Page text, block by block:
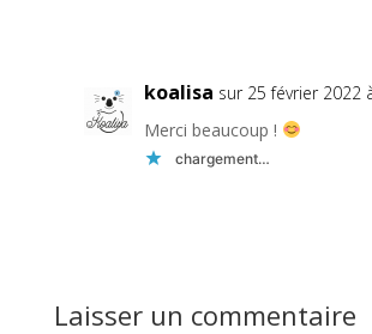
koalisa sur 25 février 2022
Merci beaucoup !
chargement…
Laisser un commentaire